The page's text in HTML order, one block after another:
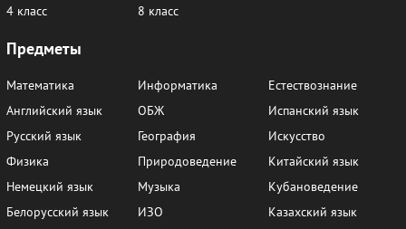
Тест 12. Варианты
1
Контрольные работы
4 класс
8 класс
Предметы
Математика
Английский язык
Русский язык
Физика
Немецкий язык
Белорусский язык
Информатика
ОБЖ
География
Природоведение
Музыка
ИЗО
Естествознание
Испанский язык
Искусство
Китайский язык
Кубановедение
Казахский язык